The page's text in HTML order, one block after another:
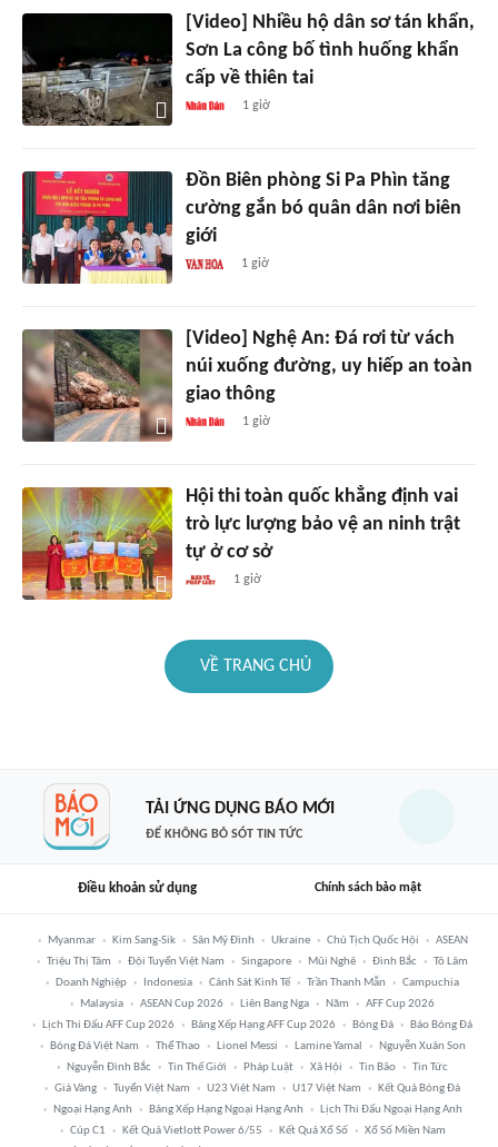
[Video] Nhiều hộ dân sơ tán khẩn,
Sơn La công bố tình huống khẩn
cấp về thiên tai
1 giờ
Đồn Biên phòng Si Pa Phìn tăng
cường gắn bó quân dân nơi biên
giới
1 giờ
[Video] Nghệ An: Đá rơi từ vách
núi xuống đường, uy hiếp an toàn
giao thông
1 giờ
Hội thi toàn quốc khẳng định vai
trò lực lượng bảo vệ an ninh trật
tự ở cơ sở
1 giờ
VỀ TRANG CHỦ
TẢI ỨNG DỤNG BÁO MỚI
ĐỂ KHÔNG BỎ SÓT TIN TỨC
Điều khoản sử dụng Chính sách bảo mật
Myanmar Kim Sang-Sik Sân Mỹ Đình Ukraine Chủ Tịch Quốc Hội
ASEAN
Triệu Thị Tâm
Đội Tuyển Việt Nam Singapore Mũi Nghê Đình Bắc
Tô Lâm
Doanh Nghiệp
Indonesia Cảnh Sát Kinh Tế Trần Thanh Mẫn
Campuchia
Malaysia
ASEAN Cup 2026 Liên Bang Nga Năm
AFF Cup 2026
Lịch Thi Đấu AFF Cup 2026
Bảng Xếp Hạng AFF Cup 2026 Bóng Đá
Báo Bóng Đá
Bóng Đá Việt Nam
Thể Thao Lionel Messi Lamine Yamal
Nguyễn Xuân Son
Nguyễn Đình Bắc
Tin Thế Giới Pháp Luật Xã Hội Tin Bão
Tin Tức
Giá Vàng
Tuyển Việt Nam U23 Việt Nam U17 Việt Nam
Kết Quả Bóng Đá
Ngoại Hạng Anh
Bảng Xếp Hạng Ngoại Hạng Anh
Lịch Thi Đấu Ngoại Hạng Anh
Cúp C1
Kết Quả Vietlott Power 6/55 Kết Quả Xổ Số
Xổ Số Miền Nam